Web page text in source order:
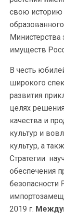
свою историю
Министерства
имуществ
В честь
широкого
развития
целях
качества и
культур и
культур, а
Стратегии
обеспечения
безопасности
2019 г.